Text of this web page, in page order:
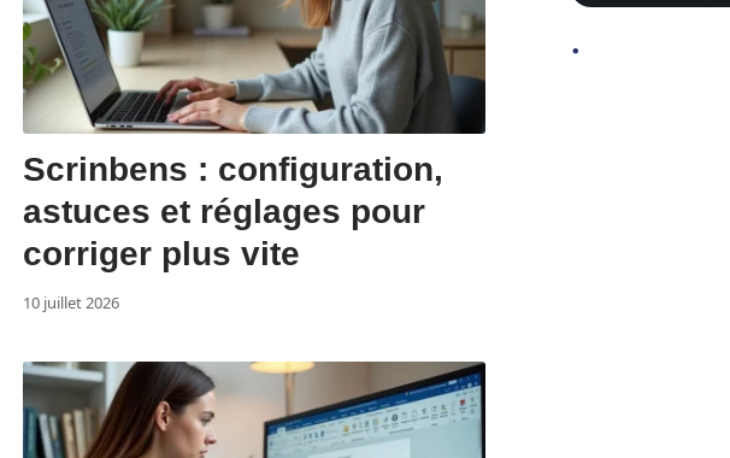
Scrinbens : configuration,
astuces et réglages pour
corriger plus vite
10 juillet 2026